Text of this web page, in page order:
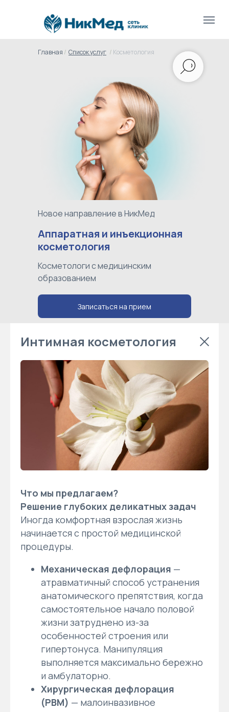
Главная Косметология
Список услуг
/ /
Аппаратная и инъекционная
косметология
Косметологи с медицинским
образованием
Записаться на прием
Новое направление в НикМед
Интимная косметология
Что мы предлагаем?
Решение глубоких деликатных задач
Иногда комфортная взрослая жизнь
начинается с простой медицинской
процедуры.
Механическая дефлорация —
атравматичный способ устранения
анатомического препятствия, когда
самостоятельное начало половой
жизни затруднено из-за
особенностей строения или
гипертонуса. Манипуляция
выполняется максимально бережно
и амбулаторно.
Хирургическая дефлорация
(РВМ) — малоинвазивное